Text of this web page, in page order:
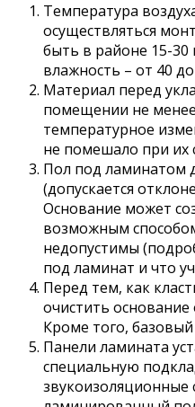
Температура
осуществляться
быть в районе 15-30
влажность – от 40 до
Материал перед
помещении не
температурное
не помешало при их
Пол под ламинатом
(допускается
Основание может
возможным
недопустимы
под ламинат и что
Перед тем, как
очистить основание
Кроме того,
Панели ламината
специальную
звукоизоляционные